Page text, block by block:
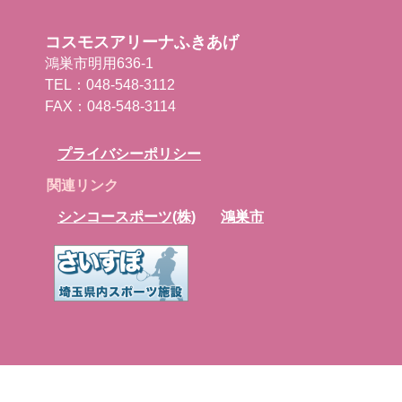
コスモスアリーナふきあげ
鴻巣市明用636-1
TEL：048-548-3112
FAX：048-548-3114
プライバシーポリシー
関連リンク
シンコースポーツ(株) 鴻巣市